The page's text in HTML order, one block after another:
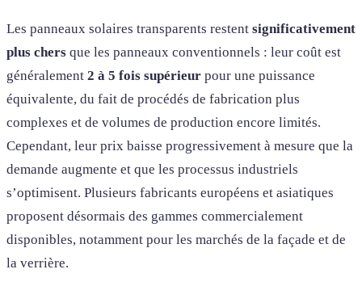
Les panneaux solaires transparents restent significativement
plus chers que les panneaux conventionnels : leur coût est
généralement 2 à 5 fois supérieur pour une puissance
équivalente, du fait de procédés de fabrication plus
complexes et de volumes de production encore limités.
Cependant, leur prix baisse progressivement à mesure que la
demande augmente et que les processus industriels
s’optimisent. Plusieurs fabricants européens et asiatiques
proposent désormais des gammes commercialement
disponibles, notamment pour les marchés de la façade et de
la verrière.